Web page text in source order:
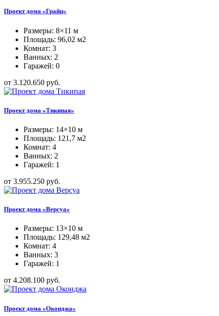
Проект дома «Грайц»
Размеры: 8×11 м
Площадь: 96,02 м2
Комнат: 3
Ванных: 2
Гаражей: 0
от 3.120.650 руб.
Проект дома «Тикипая»
Размеры: 14×10 м
Площадь: 121,7 м2
Комнат: 4
Ванных: 2
Гаражей: 1
от 3.955.250 руб.
Проект дома «Версуа»
Размеры: 13×10 м
Площадь: 129,48 м2
Комнат: 4
Ванных: 3
Гаражей: 1
от 4.208.100 руб.
Проект дома «Оконджа»